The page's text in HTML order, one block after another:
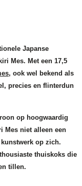
Japanse
Mes. Met een 17,5
, ook wel bekend als
precies en flinterdun
op hoogwaardig
Mes niet alleen een
op zich.
thuiskoks die
tillen.